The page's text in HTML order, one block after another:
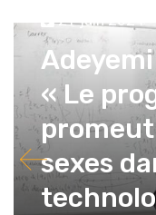
21 juin 2024
« Le
promeut
sexes